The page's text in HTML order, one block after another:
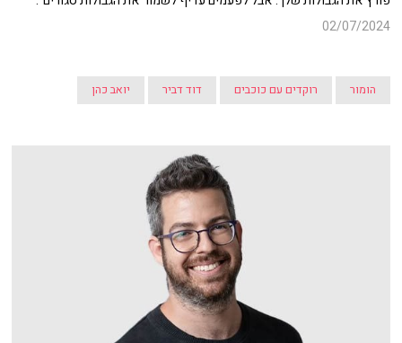
02/07/2024
הומור רוקדים עם כוכבים דוד דביר יואב כהן